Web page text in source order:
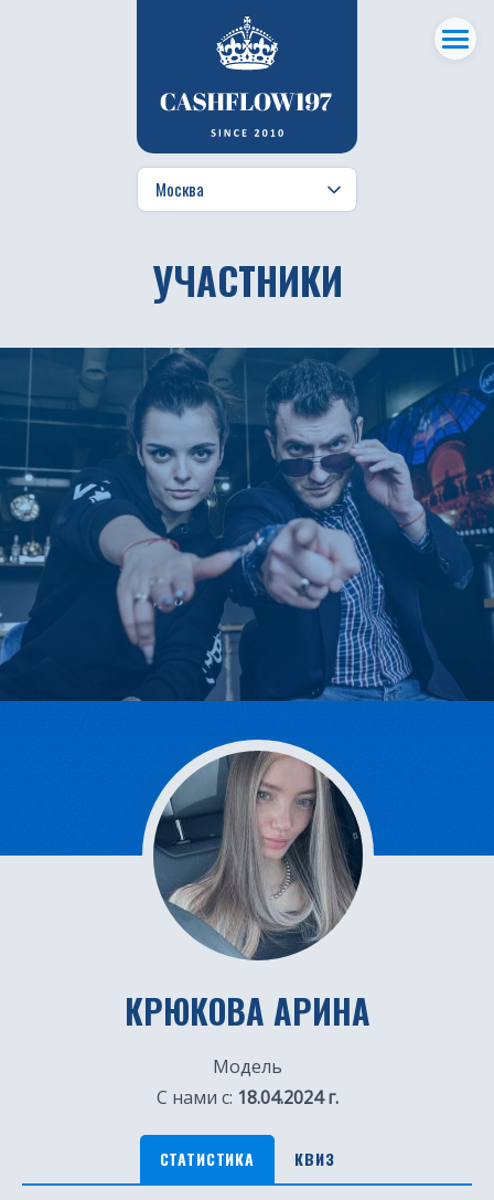
УЧАСТНИКИ
КРЮКОВА АРИНА
Модель
С нами с: 18.04.2024 г.
СТАТИСТИКА КВИЗ